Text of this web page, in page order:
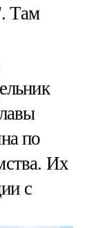
Там
по
Их
с